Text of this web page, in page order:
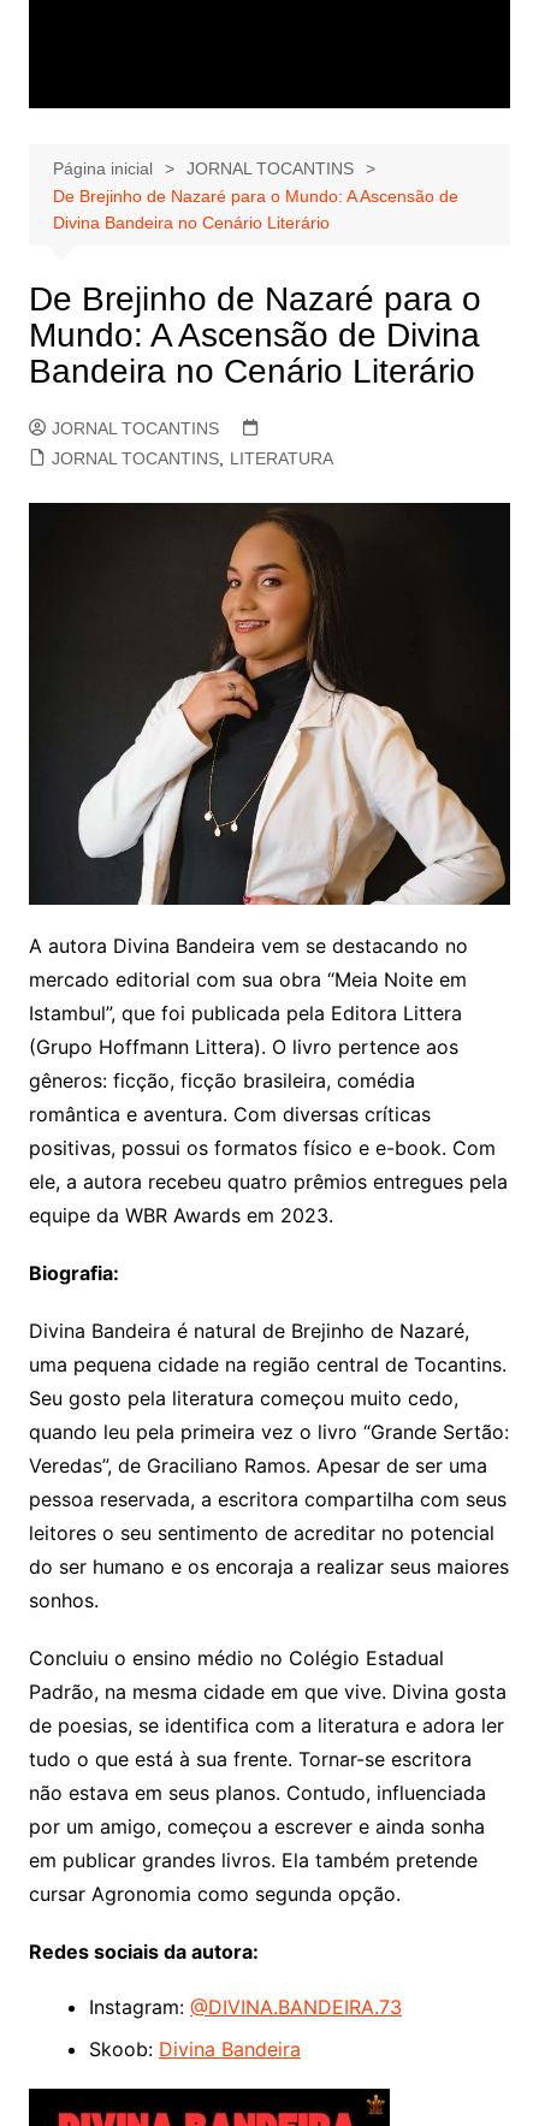
Página inicial
JORNAL TOCANTINS
De Brejinho de Nazaré para o Mundo: A Ascensão de
Divina Bandeira no Cenário Literário
De Brejinho de Nazaré para o
Mundo: A Ascensão de Divina
Bandeira no Cenário Literário
JORNAL TOCANTINS
JORNAL TOCANTINS, LITERATURA
A autora Divina Bandeira vem se destacando no
mercado editorial com sua obra “Meia Noite em
Istambul”, que foi publicada pela Editora Littera
(Grupo Hoffmann Littera). O livro pertence aos
gêneros: ficção, ficção brasileira, comédia
romântica e aventura. Com diversas críticas
positivas, possui os formatos físico e e-book. Com
ele, a autora recebeu quatro prêmios entregues pela
equipe da WBR Awards em 2023.
Biografia:
Divina Bandeira é natural de Brejinho de Nazaré,
uma pequena cidade na região central de Tocantins.
Seu gosto pela literatura começou muito cedo,
quando leu pela primeira vez o livro “Grande Sertão:
Veredas”, de Graciliano Ramos. Apesar de ser uma
pessoa reservada, a escritora compartilha com seus
leitores o seu sentimento de acreditar no potencial
do ser humano e os encoraja a realizar seus maiores
sonhos.
Concluiu o ensino médio no Colégio Estadual
Padrão, na mesma cidade em que vive. Divina gosta
de poesias, se identifica com a literatura e adora ler
tudo o que está à sua frente. Tornar-se escritora
não estava em seus planos. Contudo, influenciada
por um amigo, começou a escrever e ainda sonha
em publicar grandes livros. Ela também pretende
cursar Agronomia como segunda opção.
Redes sociais da autora:
Instagram: @DIVINA.BANDEIRA.73
Skoob: Divina Bandeira